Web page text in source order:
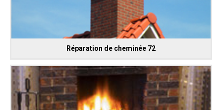
Réparation de cheminée 72